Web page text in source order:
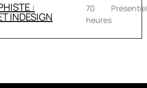
:
INDESIGN
70
heures